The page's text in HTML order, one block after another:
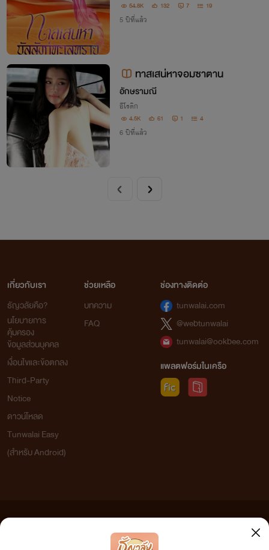
54.8K 132 7 19
5 ปีที่แล้ว
ทาสเสน่หาจอมซาตาน
อักษรามณี
อีโรติก
4.5K 61 1 4
6 ปีที่แล้ว
เกี่ยวกับเรา
ธัญวลัยคือ?
นโยบายการ
คุ้มครอง
ข้อมูลส่วนบุคคล
เงื่อนไขและข้อตกลง
Third-Party
Notice
ดาวน์โหลด
Tunwalai Easy
(สำหรับ Android)
ช่วยเหลือ
บทความ
FAQ
ช่องทางติดต่อ
tunwalai.com
@webtunwalai
tunwalai@ookbee.com
แพลตฟอร์มในเครือ
เว็บไซต์แห่งนี้ไม่ได้เห็นด้วยและไม่ขอรับผิดชอบต่อข้อความใดๆ ทั้งสิ้น ดังนั้นผู้อ่านทุกท่านโปรดใช้